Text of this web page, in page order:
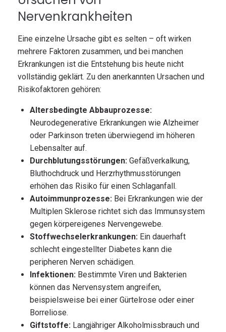
Nervenkrankheiten
Eine einzelne Ursache gibt es selten – oft wirken
mehrere Faktoren zusammen, und bei manchen
Erkrankungen ist die Entstehung bis heute nicht
vollständig geklärt. Zu den anerkannten Ursachen und
Risikofaktoren gehören:
Altersbedingte Abbauprozesse:
Neurodegenerative Erkrankungen wie Alzheimer
oder Parkinson treten überwiegend im höheren
Lebensalter auf.
Durchblutungsstörungen: Gefäßverkalkung,
Bluthochdruck und Herzrhythmusstörungen
erhöhen das Risiko für einen Schlaganfall.
Autoimmunprozesse: Bei Erkrankungen wie der
Multiplen Sklerose richtet sich das Immunsystem
gegen körpereigenes Nervengewebe.
Stoffwechselerkrankungen: Ein dauerhaft
schlecht eingestellter Diabetes kann die
peripheren Nerven schädigen.
Infektionen: Bestimmte Viren und Bakterien
können das Nervensystem angreifen,
beispielsweise bei einer Gürtelrose oder einer
Borreliose.
Giftstoffe: Langjähriger Alkoholmissbrauch und